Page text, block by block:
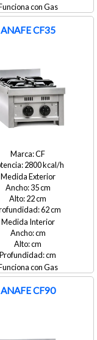
Gas
ANAFE CF35
CF
2800
Medida Exterior
35
22
62
Medida Interior
Gas
ANAFE CF90